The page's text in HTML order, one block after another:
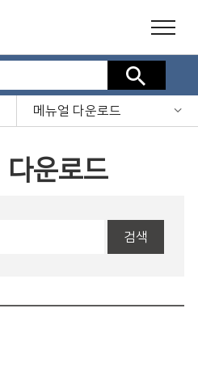
검색
메뉴얼 다운로드
다운로드
검색